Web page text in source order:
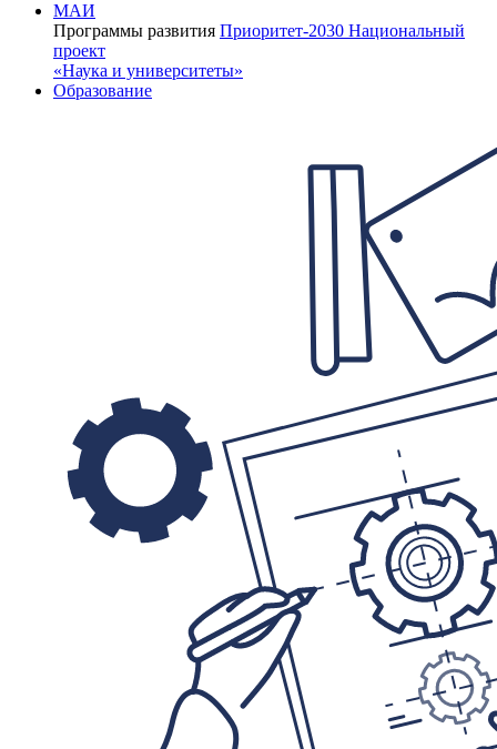
МАИ
Программы развития Приоритет-2030 Национальный
проект
«Наука и университеты»
Образование